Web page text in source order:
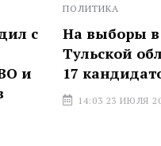
На выборы в
Тульской области
17 кандидатов
14:03 23 ИЮЛЯ 2026